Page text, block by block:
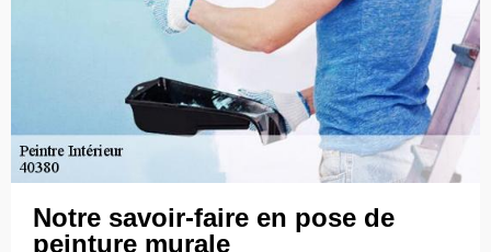
Notre savoir-faire en pose de
peinture murale